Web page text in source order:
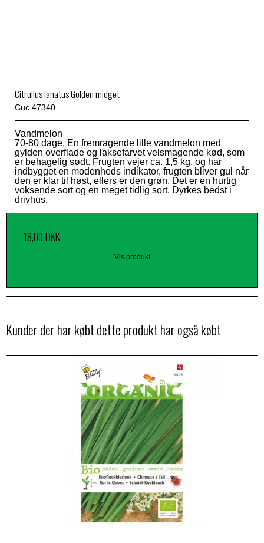
Citrullus lanatus Golden midget
Cuc 47340
Vandmelon
70-80 dage. En fremragende lille vandmelon med
gylden overflade og laksefarvet velsmagende kød, som
er behagelig sødt. Frugten vejer ca. 1,5 kg. og har
indbygget en modenheds indikator, frugten bliver gul når
den er klar til høst, ellers er den grøn. Det er en hurtig
voksende sort og en meget tidlig sort. Dyrkes bedst i
drivhus.
18,00 DKK
Vis produkt
Kunder der har købt dette produkt har også købt